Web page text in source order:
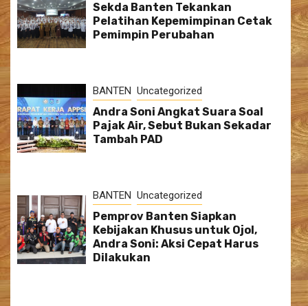
Sekda Banten Tekankan
Pelatihan Kepemimpinan Cetak
Pemimpin Perubahan
BANTEN Uncategorized
Andra Soni Angkat Suara Soal
Pajak Air, Sebut Bukan Sekadar
Tambah PAD
BANTEN Uncategorized
Pemprov Banten Siapkan
Kebijakan Khusus untuk Ojol,
Andra Soni: Aksi Cepat Harus
Dilakukan